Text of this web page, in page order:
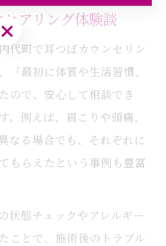
アリング体験談
代町で耳つぼカウンセリン
「最初に体質や生活習慣、
ので、安心して相談でき
。例えば、肩こりや頭痛、
なる場合でも、それぞれに
もらえたという事例も豊富
状態チェックやアレルギー
ことで、施術後のトラブル
はこちら